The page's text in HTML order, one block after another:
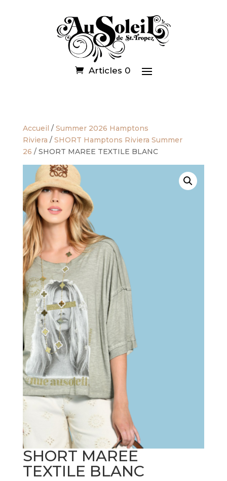
Articles 0
Accueil / Summer 2026 Hamptons
Riviera / SHORT Hamptons Riviera Summer
26 / SHORT MAREE TEXTILE BLANC
SHORT MAREE
TEXTILE BLANC